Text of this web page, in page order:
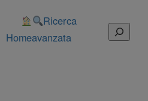
Home
Ricerca
avanzata
Cerca